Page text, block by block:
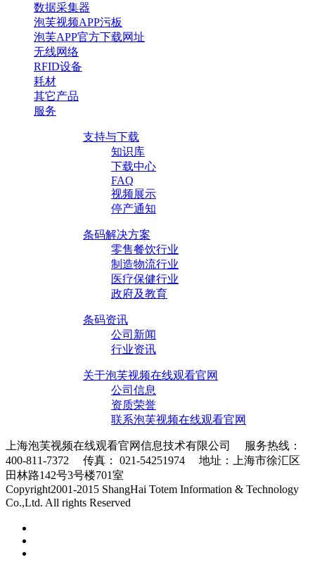
数据采集器
泡芙视频APP污板
泡芙APP官方下载网址
无线网络
RFID设备
耗材
其它产品
服务
支持与下载
知识库
下载中心
FAQ
视频展示
停产通知
条码解决方案
零售餐饮行业
制造物流行业
医疗保健行业
政府及教育
条码资讯
公司新闻
行业资讯
关于泡芙视频在线观看官网
公司信息
资质荣誉
联系泡芙视频在线观看官网
上海泡芙视频在线观看官网信息技术有限公司 服务热线：
400-811-7372 传真： 021-54251974 地址：上海市徐汇区
田林路142号3号楼701室
Copyright2001-2015 ShangHai Totem Information & Technology
Co.,Ltd. All rights Reserved